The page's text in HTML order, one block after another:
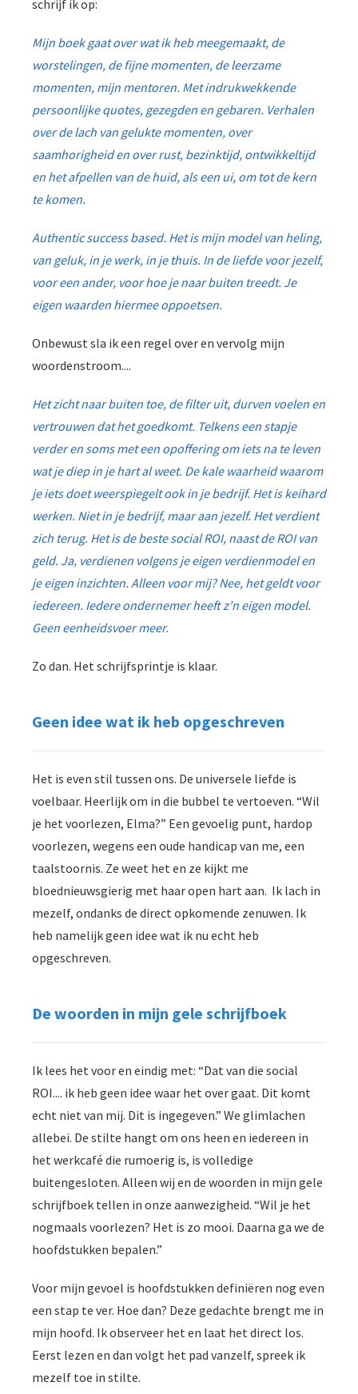
schrijf ik op:
Mijn boek gaat over wat ik heb meegemaakt, de
worstelingen, de fijne momenten, de leerzame
momenten, mijn mentoren. Met indrukwekkende
persoonlijke quotes, gezegden en gebaren. Verhalen
over de lach van gelukte momenten, over
saamhorigheid en over rust, bezinktijd, ontwikkeltijd
en het afpellen van de huid, als een ui, om tot de kern
te komen.
Authentic success based. Het is mijn model van heling,
van geluk, in je werk, in je thuis. In de liefde voor jezelf,
voor een ander, voor hoe je naar buiten treedt. Je
eigen waarden hiermee oppoetsen.
Onbewust sla ik een regel over en vervolg mijn
woordenstroom....
Het zicht naar buiten toe, de filter uit, durven voelen en
vertrouwen dat het goedkomt. Telkens een stapje
verder en soms met een opoffering om iets na te leven
wat je diep in je hart al weet. De kale waarheid waarom
je iets doet weerspiegelt ook in je bedrijf. Het is keihard
werken. Niet in je bedrijf, maar aan jezelf. Het verdient
zich terug. Het is de beste social ROI, naast de ROI van
geld. Ja, verdienen volgens je eigen verdienmodel en
je eigen inzichten. Alleen voor mij? Nee, het geldt voor
iedereen. Iedere ondernemer heeft z'n eigen model.
Geen eenheidsvoer meer.
Zo dan. Het schrijfsprintje is klaar.
Geen idee wat ik heb opgeschreven
Het is even stil tussen ons. De universele liefde is
voelbaar. Heerlijk om in die bubbel te vertoeven. “Wil
je het voorlezen, Elma?” Een gevoelig punt, hardop
voorlezen, wegens een oude handicap van me, een
taalstoornis. Ze weet het en ze kijkt me
bloednieuwsgierig met haar open hart aan. Ik lach in
mezelf, ondanks de direct opkomende zenuwen. Ik
heb namelijk geen idee wat ik nu echt heb
opgeschreven.
De woorden in mijn gele schrijfboek
Ik lees het voor en eindig met: “Dat van die social
ROI.... ik heb geen idee waar het over gaat. Dit komt
echt niet van mij. Dit is ingegeven.” We glimlachen
allebei. De stilte hangt om ons heen en iedereen in
het werkcafé die rumoerig is, is volledige
buitengesloten. Alleen wij en de woorden in mijn gele
schrijfboek tellen in onze aanwezigheid. “Wil je het
nogmaals voorlezen? Het is zo mooi. Daarna ga we de
hoofdstukken bepalen.”
Voor mijn gevoel is hoofdstukken definiëren nog even
een stap te ver. Hoe dan? Deze gedachte brengt me in
mijn hoofd. Ik observeer het en laat het direct los.
Eerst lezen en dan volgt het pad vanzelf, spreek ik
mezelf toe in stilte.